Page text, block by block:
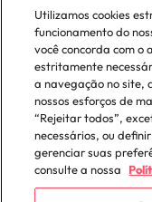
As nossas políticas
Politica Privacidade
Politica de cookies
Política de Biblioteca
Politica de escravidão
Utilizamos cookies
funcionamento do
você concorda com o
estritamente
a navegação no site,
nossos esforços de
“Rejeitar todos”,
necessários, ou
gerenciar suas
consulte a nossa